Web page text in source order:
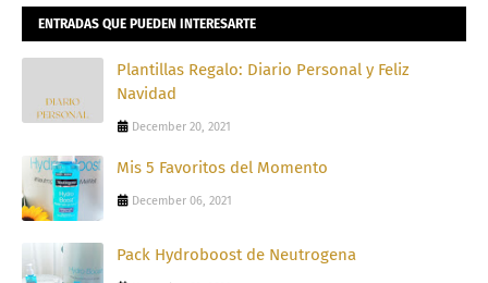
ENTRADAS QUE PUEDEN INTERESARTE
Plantillas Regalo: Diario Personal y Feliz
Navidad
December 20, 2021
Mis 5 Favoritos del Momento
December 06, 2021
Pack Hydroboost de Neutrogena